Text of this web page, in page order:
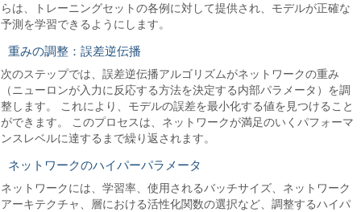
らは、トレーニングセットの各例に対して提供され、モデルが正確な
予測を学習できるようにします。
重みの調整：誤差逆伝播
次のステップでは、誤差逆伝播アルゴリズムがネットワークの重み
（ニューロンが入力に反応する方法を決定する内部パラメータ）を調
整します。 これにより、モデルの誤差を最小化する値を見つけること
ができます。 このプロセスは、ネットワークが満足のいくパフォーマ
ンスレベルに達するまで繰り返されます。
ネットワークのハイパーパラメータ
ネットワークには、学習率、使用されるバッチサイズ、ネットワーク
アーキテクチャ、層における活性化関数の選択など、調整するハイパ